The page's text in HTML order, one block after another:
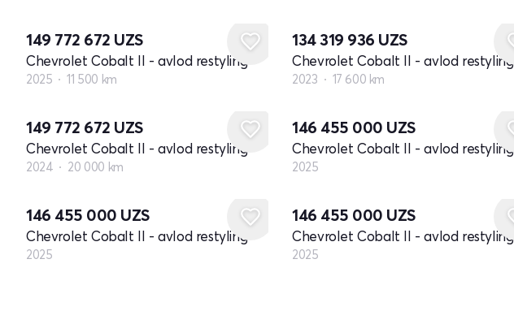
149 772 672 UZS
Chevrolet Cobalt II - avlod restyling
2025 11 500 km
134 319 936 UZS
Chevrolet Cobalt II - avlod restyling
2023 17 600 km
149 772 672 UZS
Chevrolet Cobalt II - avlod restyling
2024 20 000 km
146 455 000 UZS
Chevrolet Cobalt II - avlod restyling
2025
146 455 000 UZS
Chevrolet Cobalt II - avlod restyling
2025
146 455 000 UZS
Chevrolet Cobalt II - avlod restyling
2025